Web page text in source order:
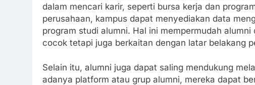
dalam mencari karir, seperti bursa kerja dan
perusahaan, kampus dapat menyediakan data
program studi alumni. Hal ini mempermudah
cocok tetapi juga berkaitan dengan latar belakang
Selain itu, alumni juga dapat saling mendukung
adanya platform atau grup alumni, mereka dapat